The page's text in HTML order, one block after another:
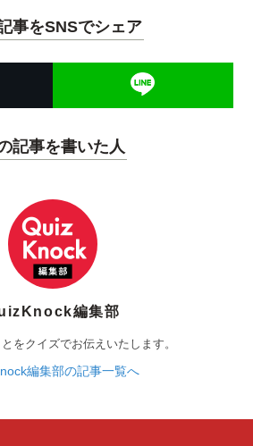
事をSNSでシェア
記事を書いた人
編集部
をクイズでお伝えいたします。
編集部の記事一覧へ